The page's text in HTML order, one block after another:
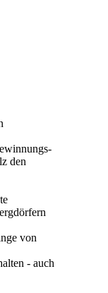
den
von
- auch